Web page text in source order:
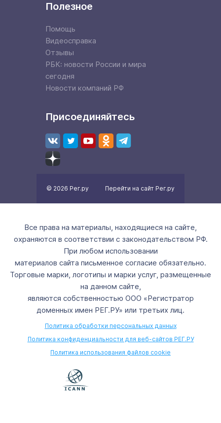
Полезное
Помощь
Видеосправка
Отзывы
РБК: новости России и мира
сегодня
Новости компаний РФ
Присоединяйтесь
© 2026 Рег.ру Перейти на сайт Рег.ру
Все права на материалы, находящиеся на сайте,
охраняются в соответствии с законодательством РФ.
При любом использовании
материалов сайта письменное согласие обязательно.
Торговые марки, логотипы и марки услуг, размещенные
на данном сайте,
являются собственностью ООО «Регистратор
доменных имен РЕГ.РУ» или третьих лиц.
Политика обработки персональных данных
Политика конфиденциальности для веб-сайтов РЕГ.РУ
Политика использования файлов cookie